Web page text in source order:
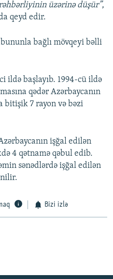
üzərinə düşür”,
qeyd edir.
bağlı mövqeyi bəlli
ildə başlayıb. 1994-cü ildə
qədər Azərbaycanın
bitişik 7 rayon və bəzi
işğal edilən
4 qətnamə qəbul edib.
sənədlərdə işğal edilən
Bizi izlə